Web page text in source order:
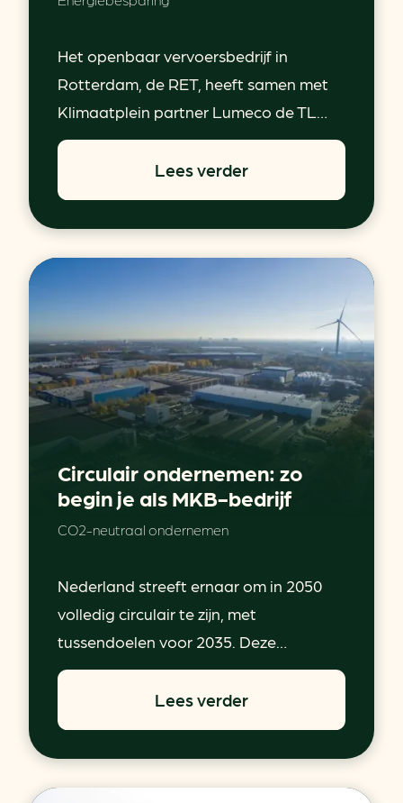
Het openbaar vervoersbedrijf in
Rotterdam, de RET, heeft samen met
Klimaatplein partner Lumeco de TL…
Lees verder
Circulair ondernemen: zo
begin je als MKB-bedrijf
CO2-neutraal ondernemen
Nederland streeft ernaar om in 2050
volledig circulair te zijn, met
tussendoelen voor 2035. Deze…
Lees verder